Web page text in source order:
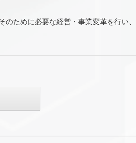
のために必要な経営・事業変革を行い、